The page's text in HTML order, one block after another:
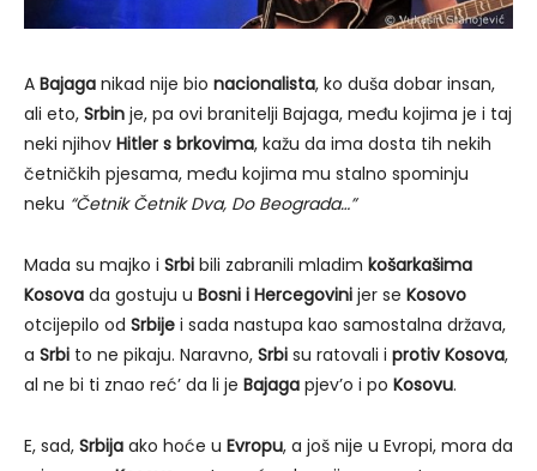
A Bajaga nikad nije bio nacionalista, ko duša dobar insan,
ali eto, Srbin je, pa ovi branitelji Bajaga, među kojima je i taj
neki njihov Hitler s brkovima, kažu da ima dosta tih nekih
četničkih pjesama, među kojima mu stalno spominju
neku “Četnik Četnik Dva, Do Beograda…”
Mada su majko i Srbi bili zabranili mladim košarkašima
Kosova da gostuju u Bosni i Hercegovini jer se Kosovo
otcijepilo od Srbije i sada nastupa kao samostalna država,
a Srbi to ne pikaju. Naravno, Srbi su ratovali i protiv Kosova,
al ne bi ti znao reć’ da li je Bajaga pjev’o i po Kosovu.
E, sad, Srbija ako hoće u Evropu, a još nije u Evropi, mora da